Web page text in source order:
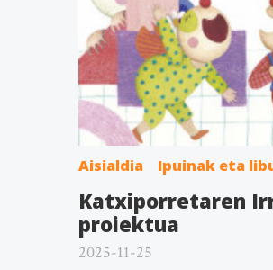
Aisialdia Ipuinak eta
Katxiporretaren
proiektua
2025-11-25